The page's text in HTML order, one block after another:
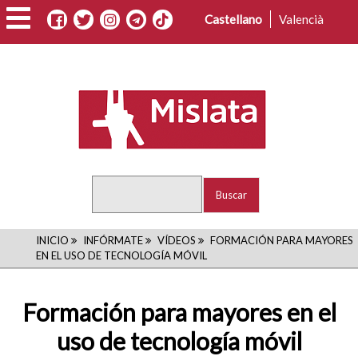
Pasar
al
contenido
Castellano Valencià
RUTA
DE
NAVEGACIÓN
INICIO INFÓRMATE VÍDEOS
FORMACIÓN PARA MAYORES
EN EL USO DE TECNOLOGÍA MÓVIL
Formación para mayores en el
uso de tecnología móvil